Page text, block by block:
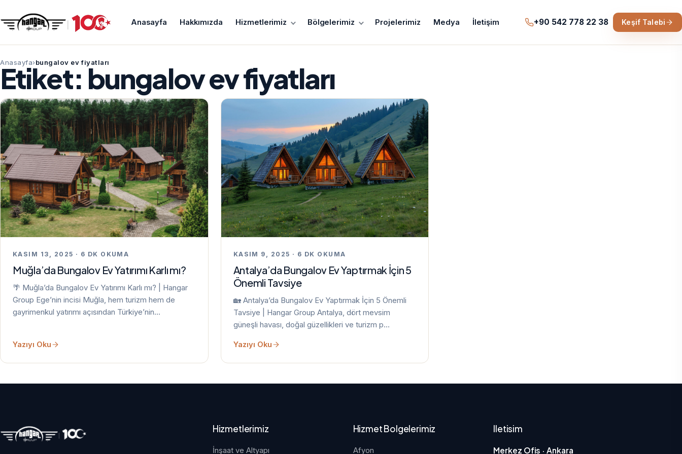
Anasayfa Hakkımızda Hizmetlerimiz Bölgelerimiz Projelerimiz Medya İletişim +90 542 778 22 38 Keşif Talebi
Anasayfa bungalov ev fiyatları
Etiket:bungalov ev fiyatları
KASIM 13, 2025 · 6 DK OKUMA
Muğla’da Bungalov Ev Yatırımı Karlı mı?
🌴 Muğla’da Bungalov Ev Yatırımı Karlı mı? | Hangar
Group Ege’nin incisi Muğla, hem turizm hem de
gayrimenkul yatırımı açısından Türkiye’nin…
Yazıyı Oku
KASIM 9, 2025 · 6 DK OKUMA
Antalya’da Bungalov Ev Yaptırmak İçin 5
Önemli Tavsiye
🏡 Antalya’da Bungalov Ev Yaptırmak İçin 5 Önemli
Tavsiye | Hangar Group Antalya, dört mevsim
güneşli havası, doğal güzellikleri ve turizm p…
Yazıyı Oku
Hizmetlerimiz
İnşaat ve Altyapı
Hizmet Bolgelerimiz
Afyon
Iletisim
Merkez Ofis · Ankara